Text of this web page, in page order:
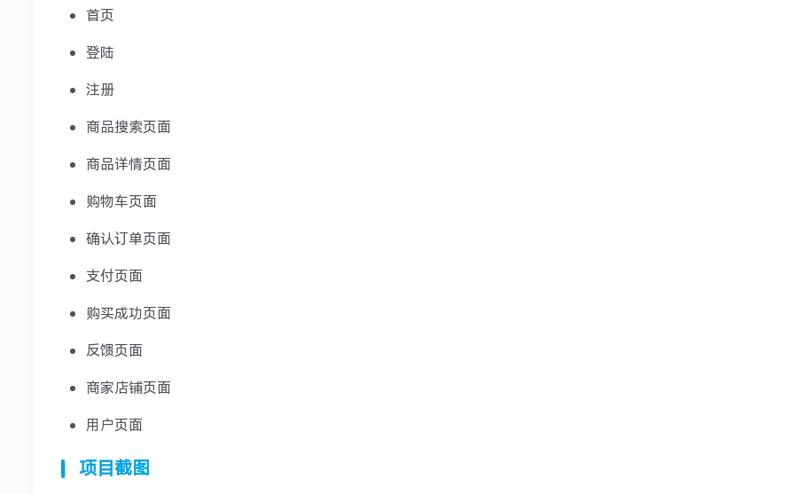
首页
登陆
注册
商品搜索页面
商品详情页面
购物车页面
确认订单页面
支付页面
购买成功页面
反馈页面
商家店铺页面
用户页面
项目截图